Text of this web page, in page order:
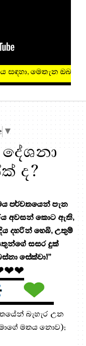
▼
ද?
පර්වතයෙන් පැන
අවසන් කොට ඇති,
දහරින් හෙබි, උතුම්
සසර දුක්
සේක්වා!”
බැහැර උන
මතය නොව);